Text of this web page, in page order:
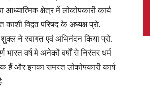
Latest
क्षेत्र में लोकोपकारी कार्य
विद्वत परिषद के अध्यक्ष प्रो.
शुक्ल ने स्वागत एवं अभिनंदन किया प्रो.
भारत वर्ष मे अनेकों वर्षों से निरंतर धर्म
हैं और इनका समस्त लोकोपकारी कार्य